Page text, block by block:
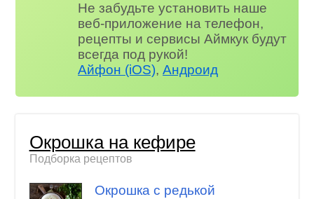
Не забудьте установить наше
веб-приложение на телефон,
рецепты и сервисы Аймкук будут
всегда под рукой!
Айфон (iOS),Андроид
Окрошка на кефире
Подборка рецептов
Окрошка с редькой